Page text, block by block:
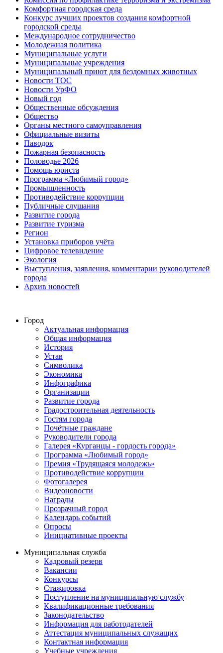
Комфортная городская среда
Конкурс лучших проектов создания комфортной
городской среды
Международное сотрудничество
Молодежная политика
Муниципальные услуги
Муниципальные учреждения
Муниципальный приют для бездомных животных
Новости ТОС
Новости УрФО
Новый год
Общественные обсуждения
Общество
Органы местного самоуправления
Официальные визиты
Паводок
Пожарная безопасность
Половодье 2026
Помощь юриста
Программа «Любимый город»
Промышленность
Противодействие коррупции
Публичные слушания
Развитие города
Развитие туризма
Регион
Установка приборов учёта
Цифровое телевидение
Экология
Выступления, заявления, комментарии руководителей
города
Архив новостей
Город
Актуальная информация
Общая информация
История
Устав
Символика
Экономика
Инфографика
Организации
Развитие города
Градостроительная деятельность
Гостям города
Почётные граждане
Руководители города
Галерея «Курганцы - гордость города»
Программа «Любимый город»
Премия «Трудящаяся молодежь»
Противодействие коррупции
Фотогалерея
Видеоновости
Награды
Прозрачный город
Календарь событий
Опросы
Инициативные проекты
Муниципальная служба
Кадровый резерв
Вакансии
Конкурсы
Стажировка
Поступление на муниципальную службу
Квалификационные требования
Законодательство
Информация для работодателей
Аттестация муниципальных служащих
Контактная информация
Учебные учреждения